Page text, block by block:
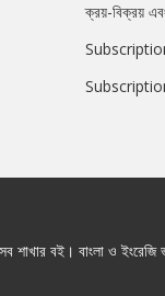
ক্রয়-বিক্রয়
শাখার বই। বাংলা ও